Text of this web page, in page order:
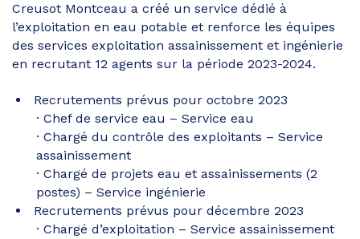
Creusot Montceau a créé un service dédié à
l’exploitation en eau potable et renforce les équipes
des services exploitation assainissement et ingénierie
en recrutant 12 agents sur la période 2023-2024.
Recrutements prévus pour octobre 2023
Chef de service eau – Service eau
Chargé du contrôle des exploitants – Service
assainissement
Chargé de projets eau et assainissements (2
postes) – Service ingénierie
Recrutements prévus pour décembre 2023
Chargé d’exploitation – Service assainissement